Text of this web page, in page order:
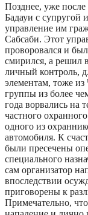
Позднее, уже
Бадауи с супругой
управление им
Сабсаби. Этот
проворовался и
смирился, а решил
личный контроль,
элементам, тоже
группы из более
года ворвались на
частного
одного из
автомобиля. К
были пресечены
специального
сам организатор
впоследствии
приговорены к
Примечательно,